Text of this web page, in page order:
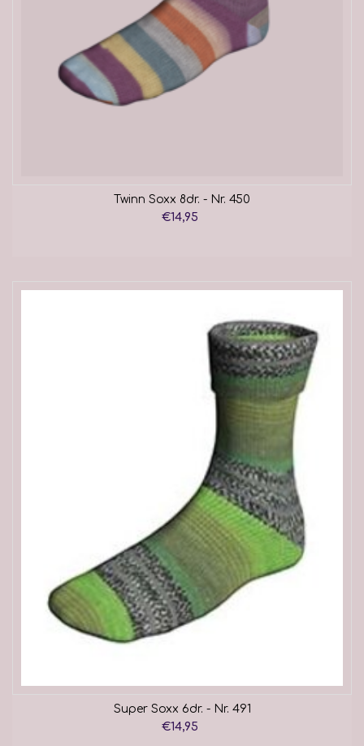
Twinn Soxx 8dr. - Nr. 450
€14,95
Super Soxx 6dr. - Nr. 491
€14,95